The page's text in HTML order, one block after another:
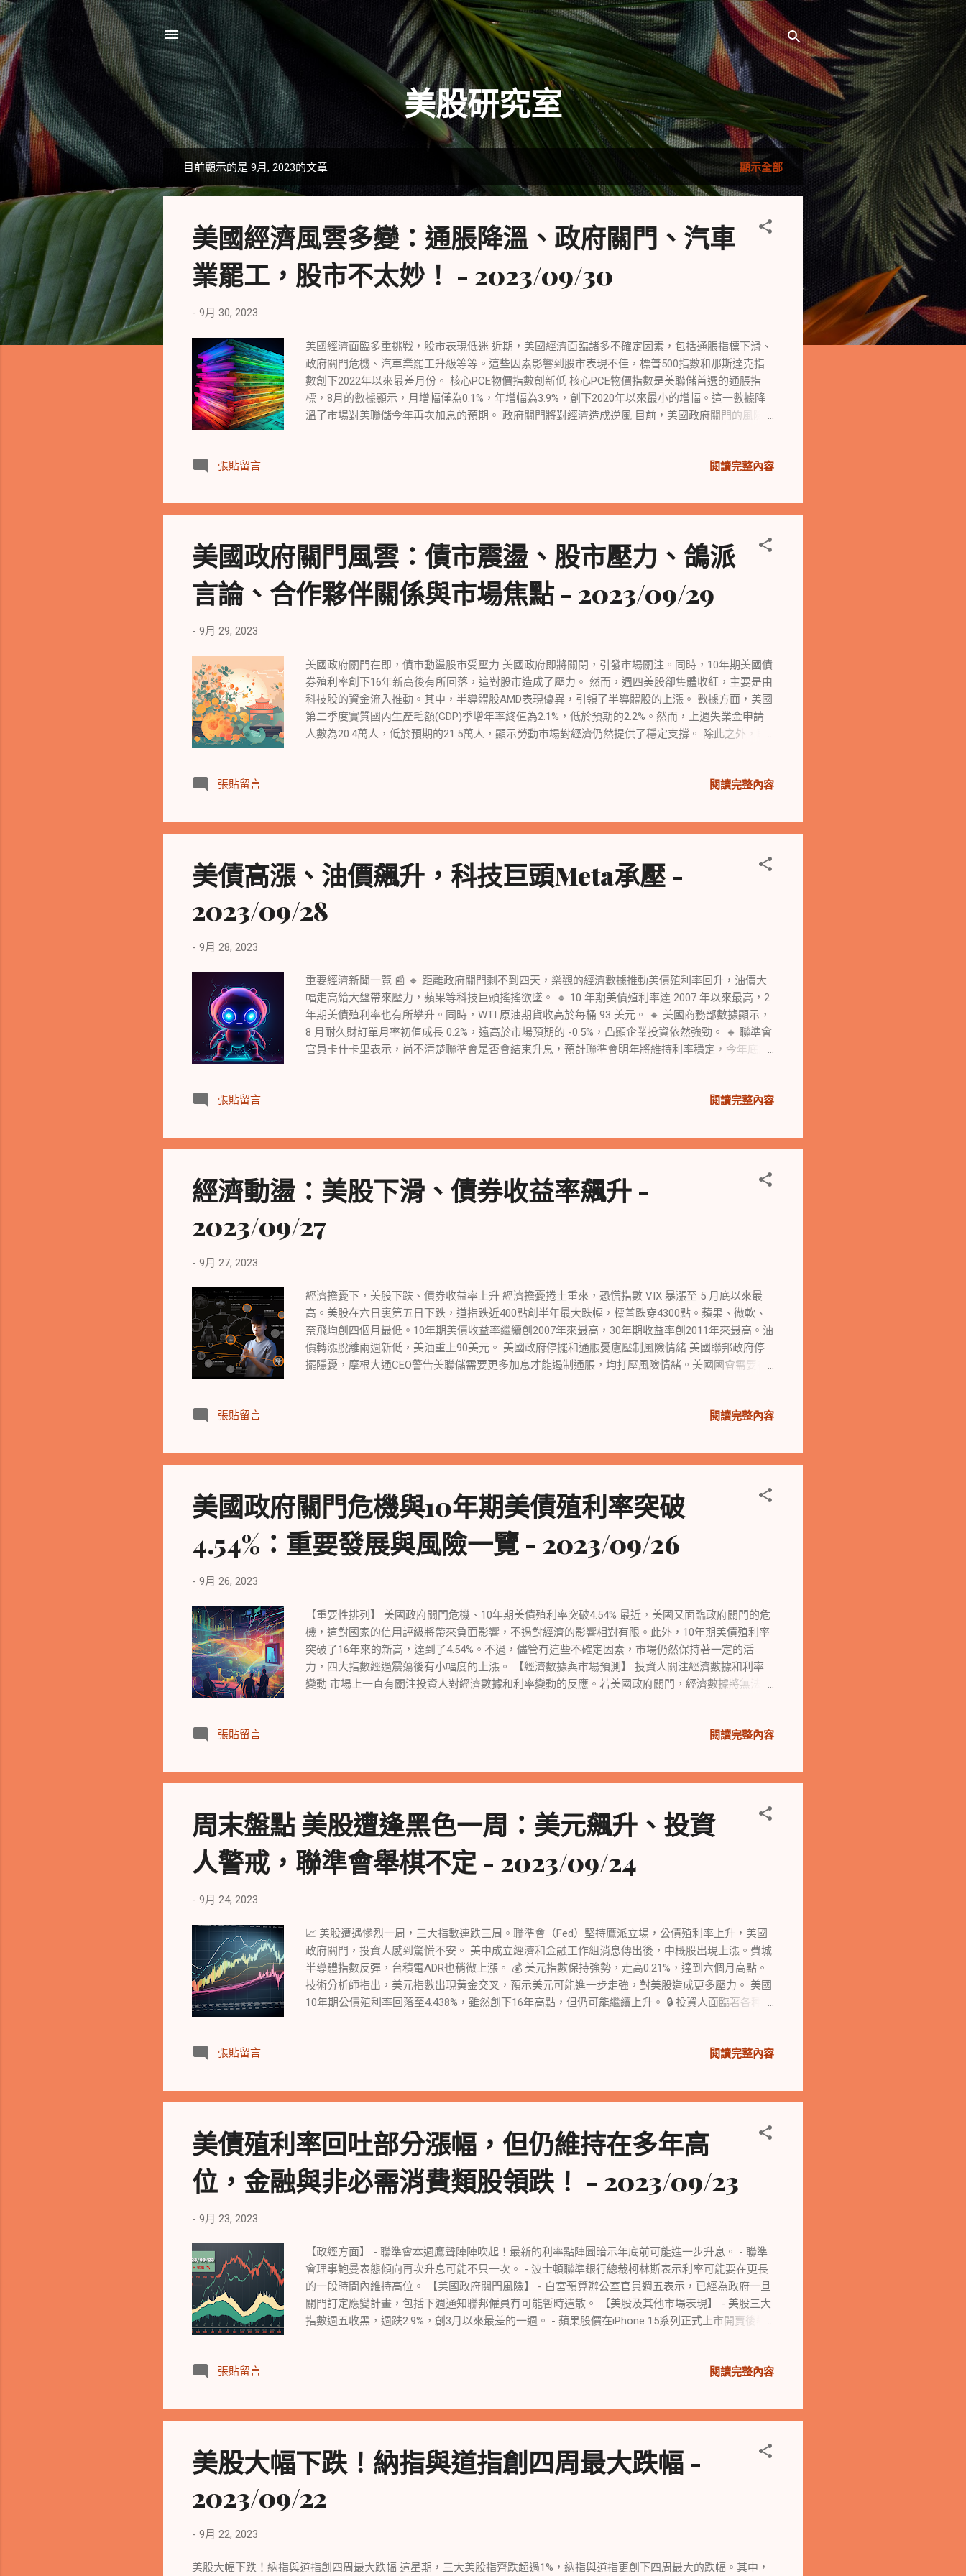
跳到主要內容
美股研究室
表
目前顯示的是 9月, 2023的文章 顯示全部
美國經濟風雲多變：通脹降溫、政府關門、汽車
業罷工，股市不太妙！ - 2023/09/30
- 9月 30, 2023
美國經濟面臨多重挑戰，股市表現低迷 近期，美國經濟面臨諸多不確定因素，包括通脹指標下滑、
政府關門危機、汽車業罷工升級等等。這些因素影響到股市表現不佳，標普500指數和那斯達克指
數創下2022年以來最差月份。 核心PCE物價指數創新低 核心PCE物價指數是美聯儲首選的通脹指
標，8月的數據顯示，月增幅僅為0.1%，年增幅為3.9%，創下2020年以來最小的增幅。這一數據降
溫了市場對美聯儲今年再次加息的預期。 政府關門將對經濟造成逆風 目前，美國政府關門的風險
擴大，影響就業和生產 全美汽車工人聯合會的罷工規模不斷擴大，已經達到約2.5萬人。這對汽車
委員會要求美國尊重公平競爭，並對投資者和交易類型的限制進行評估。此外，一名高階主管在中
國被禁止離開，引發了外企在中國業務風險的擔憂，可能對外國企業造成不利影響。 科技股表現較
佳，部分企業業績亮眼 在經濟困境中，一些科技股表現相對較好。蘋果股價紅盤，並表示在英國招
聘更多AI領域的員工。特斯拉股價也有所上升，儘管分析師對該公司第三季交車量表示懷疑。此
外，Nike宣布業績超出預期，股價飆升。食品配送公司Blue Apron被以1.03億美元的價格出售，股價
大漲。 股市整體表現低迷 雖然部分科技股表現不錯，但整體上股市表現低迷。三大美股指數在9月
和第三季度均下跌，道瓊斯指數寫下2月以來最糟糕的月份，標普500指數和那斯達克指數創下2022
元兌美元走弱。大宗商品市場中，黃金和國際原油價格也出現回落，增加了金融市場的波動性。
張貼留言 閱讀完整內容
美國政府關門風雲：債市震盪、股市壓力、鴿派
言論、合作夥伴關係與市場焦點 - 2023/09/29
- 9月 29, 2023
美國政府關門在即，債市動盪股市受壓力 美國政府即將關閉，引發市場關注。同時，10年期美國債
券殖利率創下16年新高後有所回落，這對股市造成了壓力。 然而，週四美股卻集體收紅，主要是由
科技股的資金流入推動。其中，半導體股AMD表現優異，引領了半導體股的上漲。 數據方面，美國
第二季度實質國內生產毛額(GDP)季增年率終值為2.1%，低於預期的2.2%。然而，上週失業金申請
人數為20.4萬人，低於預期的21.5萬人，顯示勞動市場對經濟仍然提供了穩定支撐。 除此之外，聯
加哥聯邦準備銀行的總裁古爾斯比警告說，過度依賴傳統經濟學理論可能會讓央行犯錯誤判斷。里
性很大，而共和黨和民主黨之間的協商進展不順。美國大型記憶體供應商美光的股價下滑，預計本
季度將持續虧損，這反映了產業目前的困境。 另外，有報道稱法國反壟斷監管機構對輝達進行了突
擊搜查，但輝達的股價卻上漲，顯示對該公司的支持。同樣，AMD的股價暴漲，這部分是因為微軟
技術長Kevin Scott對他們的產品表示讚揚。 合作夥伴關係推動股價上漲 健身公司Peloton和運動服
飾品牌Lululemon建立了合作夥伴關係，這筆交易有助於Peloton簡化業務。因此，Peloton的股價大
幅上漲。 然而，消費電子零售商GameStop的股價下滑，億萬富翁維權投資者科恩成為其新任
CEO，但這並沒有改變投資者對該公司的悲觀情緒。 經濟數據方面，美國第二季度核心個人消費支
準會的高利率政策和地緣政治風險將對股市造成不確定性。 此外，匯豐全球的首席策略師Joseph
Little指出，市場普遍認為美債殖利率上升會推高股市的本益比，但目前面臨著許多挑戰。 總之，美
股在近期受到債市影響出現了下跌，但週四則有所反彈。投資者將繼續關注債市情況和政府關閉相
關消息的發展。
張貼留言 閱讀完整內容
美債高漲、油價飆升，科技巨頭Meta承壓 -
2023/09/28
- 9月 28, 2023
重要經濟新聞一覽 📰 🔸 距離政府關門剩不到四天，樂觀的經濟數據推動美債殖利率回升，油價大
幅走高給大盤帶來壓力，蘋果等科技巨頭搖搖欲墜。 🔸 10 年期美債殖利率達 2007 年以來最高，2
年期美債殖利率也有所攀升。同時，WTI 原油期貨收高於每桶 93 美元。 🔸 美國商務部數據顯示，
8 月耐久財訂單月率初值成長 0.2%，遠高於市場預期的 -0.5%，凸顯企業投資依然強勁。 🔸 聯準會
官員卡什卡里表示，尚不清楚聯準會是否會結束升息，預計聯準會明年將維持利率穩定，今年底前
共和黨員批准政府融資計畫。 🔸 美國總統拜登力挺勞工調薪 40% 的訴求，汽車工人聯合會擬擴大
表現最差的，本月下跌超過 5%。 🔸 投資人傾向減持策略，美國政府關門危機使得市場情緒更加焦
慮。 🔸 摩根大通首席市場策略師警告未來可能會出現更多波動。 🔸 美國8月耐用品訂單好於預
門，美股午盤全線轉跌，道指抹去逾110點的漲幅在開盤近一小時便率先轉跌。 🔸 道指全天最深跌
超310點或跌0.9%，標普500指數和納指均最深跌0.8%。 🔸 元宇宙公司 Meta 跌4%，特斯拉跌
1.5%，谷歌A漲1.5%。 🔸 晶片股集體反彈，費城半導體指數轉漲約1%脫離四個月最低。 🔸 AI概念
股漲幅顯著，C3.ai漲超3%，Palantir Technologies漲超6%。 重要數據發布 📊 🔸 美國8月耐用品訂
他重要事項 💼 🔸 Meta發佈新款Quest 3 VR頭顯，起售價499美元，高通提供強大的芯片。 🔸
OpenAI稱，ChatGPT現在可以瀏覽互聯網。 🔸 报道稱OpenAI創始人Altman與前蘋果...
張貼留言 閱讀完整內容
經濟動盪：美股下滑、債券收益率飆升 -
2023/09/27
- 9月 27, 2023
經濟擔憂下，美股下跌、債券收益率上升 經濟擔憂捲土重來，恐慌指數 VIX 暴漲至 5 月底以來最
高。美股在六日裏第五日下跌，道指跌近400點創半年最大跌幅，標普跌穿4300點。蘋果、微軟、
奈飛均創四個月最低。10年期美債收益率繼續創2007年來最高，30年期收益率創2011年來最高。油
價轉漲脫離兩週新低，美油重上90美元。 美國政府停擺和通脹憂慮壓制風險情緒 美國聯邦政府停
擺隱憂，摩根大通CEO警告美聯儲需要更多加息才能遏制通脹，均打壓風險情緒。美國國會需要在
跌8.7%。9月諮商會消費者信心指數降至四個月最低，反映對未來六個月展望的預期跌至與經濟衰
着陸的可能性爲60%。摩根大通CEO戴蒙也警告，美聯儲可能需要加息至更高才能遏制通脹。巴克
萊警告稱美國汽車工人罷工將增加通脹的上行風險。 美股下跌及銀行股下滑 美股齊下跌，道指創
近四個月最低且首次收低於200日均線，標普創3個月低點。銀行股指數下跌，摩根大通和美國銀行
跌2%。 科技股下滑和中概股追跌 科技股下滑，亞馬遜跌4%，蘋果、微軟、奈飛創四個月最低。中
概股續跌，京東跌2.5%，百度跌0.8%。AI概念股回調，C3.ai跌3%。 債券收益率上升 10年期美債收
益率創2007年來最高，30年期收益率創2011年來最高。歐元區和意大利債收益率持續上升，英債收
益率微幅上漲。 油價轉漲及地緣政治消息 油價在兩週低位反彈，美油重上90美元，布倫特升至近
張貼留言 閱讀完整內容
美國政府關門危機與10年期美債殖利率突破
4.54%：重要發展與風險一覽 - 2023/09/26
- 9月 26, 2023
【重要性排列】 美國政府關門危機、10年期美債殖利率突破4.54% 最近，美國又面臨政府關門的危
機，這對國家的信用評級將帶來負面影響，不過對經濟的影響相對有限。此外，10年期美債殖利率
突破了16年來的新高，達到了4.54%。不過，儘管有這些不確定因素，市場仍然保持著一定的活
力，四大指數經過震蕩後有小幅度的上漲。 【經濟數據與市場預測】 投資人關注經濟數據和利率
變動 市場上一直有關注投資人對經濟數據和利率變動的反應。若美國政府關門，經濟數據將無法公
能會走揚。 【高油價和政府債務虧損】 导致市場情緒負面影響 高油價和巨額的財政赤字正對市場
得更加困難。與此同時，油價的上漲和政府債務虧損也導致市場情緒下滑。然而，能源股卻領軍走
高，亞馬遜股價也強勁上揚。 【聯準會立場和個人消費支出物價指數】 經濟變動關键因素 聯準會
上週宣布利率按兵不動，並預計在長時間內保持高位。市場密切關注聯準會發言人的言論，鮑爾主
席和威廉斯總裁即將發表講話。此外，個人消費支出物價指數數據也將在週五公布，這些都是市場
變動的關鍵因素。 【政府關門和學貸恢復支付】 兩大風險緊緊盯住市場 目前，市場正面臨著兩大
風險，分別是政府關門和學貸恢復支付的問題。由於美國國會尚未通過為政府提供資金所需的支出
法案，人們懷疑兩黨是否有談判的意願。不過，雖然政府關門對國家信用產生負面影響，但經濟影
的電池工廠建設，並表示擔心其運營該工廠的競爭力。此外，亞馬遜表示對人工智慧晶片的需求非
常大，並宣布向AI新創公司Anthropic投資了40億美元。 【美國編劇罷工】 影響串流媒體巨頭 最
近，有望結束已長達146天的美國編劇罷工。美國編劇工會已宣布與主要片廠達成初步勞資協議，
但仍需要得到美國劇作家協會的通過才能生效。在這之前，串流媒體巨頭Netflix的股價上漲，而迪
士尼和華納兄弟探索則下跌。
張貼留言 閱讀完整內容
周末盤點 美股遭逢黑色一周：美元飆升、投資
人警戒，聯準會舉棋不定 - 2023/09/24
- 9月 24, 2023
📈 美股遭遇慘烈一周，三大指數連跌三周。聯準會（Fed）堅持鷹派立場，公債殖利率上升，美國
政府關門，投資人感到驚慌不安。 美中成立經濟和金融工作組消息傳出後，中概股出現上漲。費城
半導體指數反彈，台積電ADR也稍微上漲。 💰 美元指數保持強勢，走高0.21%，達到六個月高點。
技術分析師指出，美元指數出現黃金交叉，預示美元可能進一步走強，對美股造成更多壓力。 美國
10年期公債殖利率回落至4.438%，雖然創下16年高點，但仍可能繼續上升。 🔒 投資人面臨著各種不
預期。這引起了美股22日的反彈失敗，導致三大指數連四日收跌，並使標普500和那斯達克指數經
成壓力，並且由於聯邦政府關門危機升級，美股再次轉跌。 道瓊工業指數終場下跌0.31%，標普500
指數和那斯達克指數分別下跌0.23%和0.09%。費城半導體指數逆勢上漲0.79%，台積電ADR也有小幅
大。道瓊工業指數周線跌幅為1.9%。 過去一周，標普500和那斯達克指數分別下跌2.93%和3.62%，
連續三周收跌，創下三月10日以來最大單周跌幅。道瓊工業指數下跌1.89%，為第二周連續下跌。
💸 投資人快速拋售股票，擔心Fed持續升息會導致明年美國經濟硬著陸並引發金融市場動盪。根據
統計，全球股票基金流出金額創下去年12月以來的最高紀錄。然而，全球債券基金連續26周吸金，
和逾期還款者增加等都是經濟惡化的跡象。
張貼留言 閱讀完整內容
美債殖利率回吐部分漲幅，但仍維持在多年高
位，金融與非必需消費類股領跌！ - 2023/09/23
- 9月 23, 2023
【政經方面】 - 聯準會本週鷹聲陣陣吹起！最新的利率點陣圖暗示年底前可能進一步升息。 - 聯準
會理事鮑曼表態傾向再次升息可能不只一次。 - 波士頓聯準銀行總裁柯林斯表示利率可能要在更長
的一段時間內維持高位。 【美國政府關門風險】 - 白宮預算辦公室官員週五表示，已經為政府一旦
關門訂定應變計畫，包括下週通知聯邦僱員有可能暫時遣散。 【美股及其他市場表現】 - 美股三大
指數週五收黑，週跌2.9%，創3月以來最差的一週。 - 蘋果股價在iPhone 15系列正式上市開賣後攀
美債收益率自2007年來首次升破4.5%，後一度回落8個基點，仍連升三週。 - 英央行暫停加息周，
和緊張局勢並深化兩國關係。 【科技股】 - 美股中的成長型科技股受美債收益率回落減輕壓力，晶
片股力挺大盤反彈。 - 特斯拉週跌超10%，所在板塊領跌標普。 - 蘋果第四季的iPhone營收與利潤
預計優於預期，是推升第四季iPhone事業的最大推手。 【黃金及能源市場】 - 黃金告別一週低位，
全周仍未累漲。 - 原油止步三週連漲，布油則四連陰；歐洲天然氣連創四周新高，一週漲近10%。
【匯市】 - 美元指數連續第三日創半年多來新高，市場變化不大。 - 日本央行繼續保持寬鬆政策，
日元跳水。 - 交易者密切關注挪威的季節性維護期生產情況，歐洲天然氣遭受多種因素推動的上
漲。 【個股表現】 - 英國競爭和市場管理局初步接受微軟收購動視暴雪修改後的提案，耶誕步採丸
析及展望】 - 持續的高利率可能導致經濟硬著陸，令市場充滿焦慮。 - 雖然基本面沒有任何變化，
張貼留言 閱讀完整內容
美股大幅下跌！納指與道指創四周最大跌幅 -
2023/09/22
- 9月 22, 2023
美股大幅下跌！納指與道指創四周最大跌幅 這星期，三大美股指齊跌超過1%，納指與道指更創下四周最大的跌幅。其中，